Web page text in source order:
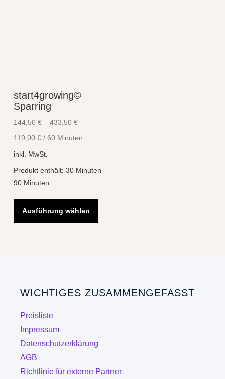
start4growing©
Sparring
144,50 €– 433,50 €
119,00 €/ 60 Minuten
inkl. MwSt.
Produkt enthält: 30 Minuten –
90 Minuten
Ausführung wählen
Dieses
weist
Optionen
gewählt
WICHTIGES ZUSAMMENGEFASST
Preisliste
Impressum
Datenschutzerklärung
AGB
Richtlinie für externe Partner